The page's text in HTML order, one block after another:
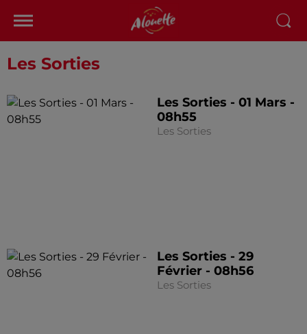
Les Sorties
Les Sorties - 01 Mars -
08h55
Les Sorties
Les Sorties - 29
Février - 08h56
Les Sorties